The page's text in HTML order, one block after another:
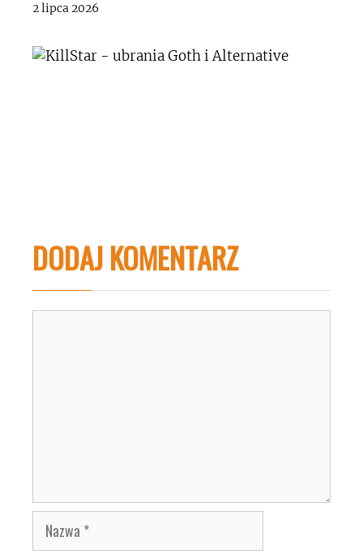
2 lipca 2026
DODAJ KOMENTARZ
Nazwa